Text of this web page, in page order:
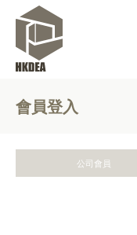
會員登入
公司會員